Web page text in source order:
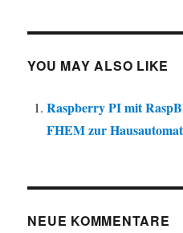
YOU MAY ALSO LIKE
Raspberry PI mit
FHEM zur
NEUE KOMMENTARE